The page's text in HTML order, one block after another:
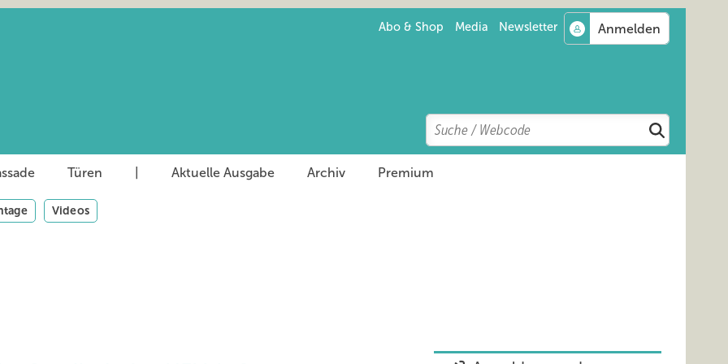
Abo & Shop Media Newsletter
Search
Suchen
Türen Aktuelle Ausgabe Archiv Premium
Videos